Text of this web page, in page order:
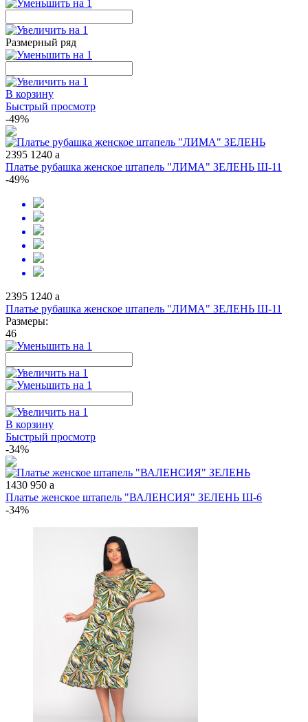
Размерный ряд
В корзину
Быстрый просмотр
-49%
2395 1240 a
Платье рубашка женское штапель "ЛИМА" ЗЕЛЕНЬ Ш-11
-49%
2395 1240 a
Платье рубашка женское штапель "ЛИМА" ЗЕЛЕНЬ Ш-11
Размеры:
46
В корзину
Быстрый просмотр
-34%
1430 950 a
Платье женское штапель "ВАЛЕНСИЯ" ЗЕЛЕНЬ Ш-6
-34%